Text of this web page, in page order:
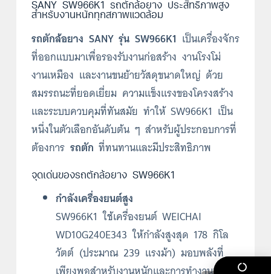
SANY SW966K1 รถตักล้อยาง ประสิทธิภาพสูง
สำหรับงานหนักทุกสภาพแวดล้อม
รถตักล้อยาง SANY รุ่น SW966K1 เป็นเครื่องจักร
ที่ออกแบบมาเพื่อรองรับงานก่อสร้าง งานโรงโม่
งานเหมือง และงานขนย้ายวัสดุขนาดใหญ่ ด้วย
สมรรถนะที่ยอดเยี่ยม ความแข็งแรงของโครงสร้าง
และระบบควบคุมที่ทันสมัย ทำให้ SW966K1 เป็น
หนึ่งในตัวเลือกอันดับต้น ๆ สำหรับผู้ประกอบการที่
ต้องการ รถตัก ที่ทนทานและมีประสิทธิภาพ
จุดเด่นของรถตักล้อยาง SW966K1
กำลังเครื่องยนต์สูง
SW966K1 ใช้เครื่องยนต์ WEICHAI
WD10G240E343 ให้กำลังสูงสุด 178 กิโล
วัตต์ (ประมาณ 239 แรงม้า) มอบพลังที่